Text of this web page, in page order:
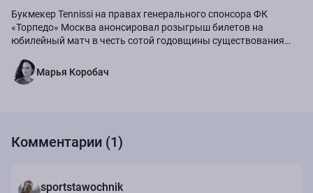
Букмекер Tennissi на правах генерального спонсора ФК
«Торпедо» Москва анонсировал розыгрыш билетов на
юбилейный матч в честь сотой годовщины существования
Марья Коробач
Комментарии (1)
sportstawochnik